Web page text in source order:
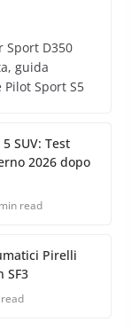
Sport D350
guida
Sport S5
SUV: Test
2026 dopo
read
Pirelli
SF3